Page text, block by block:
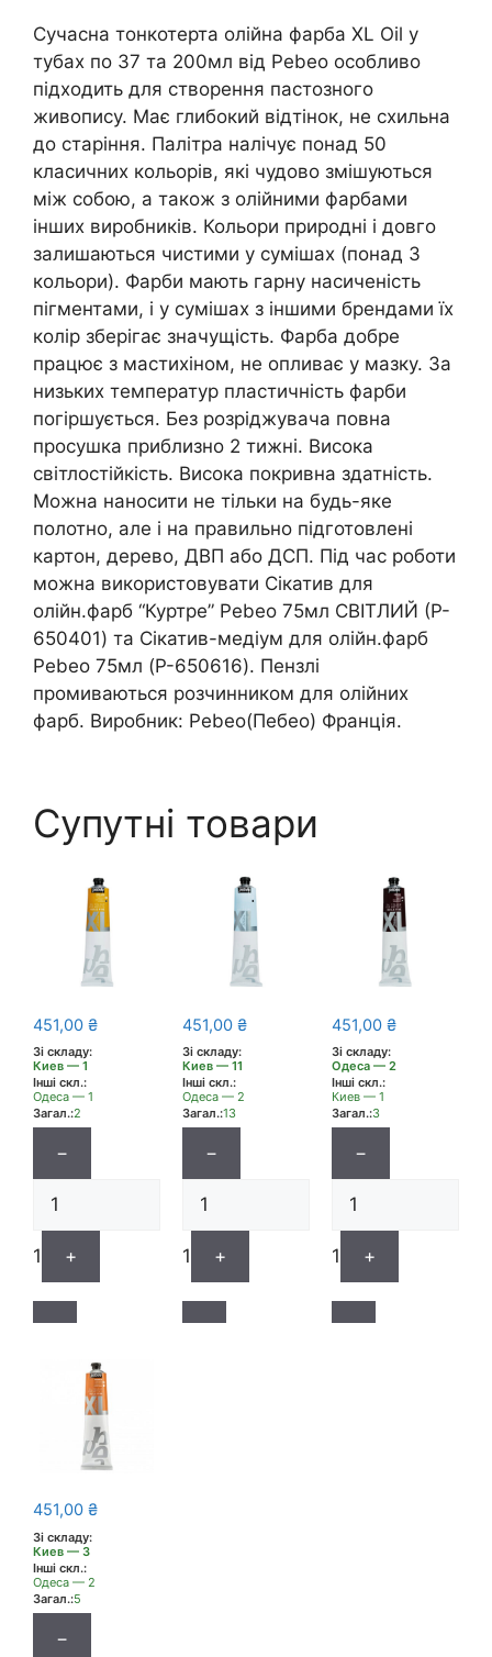
Сучасна тонкотерта олійна фарба XL Oil у
тубах по 37 та 200мл від Pebeo особливо
підходить для створення пастозного
живопису. Має глибокий відтінок, не схильна
до старіння. Палітра налічує понад 50
класичних кольорів, які чудово змішуються
між собою, а також з олійними фарбами
інших виробників. Кольори природні і довго
залишаються чистими у сумішах (понад 3
кольори). Фарби мають гарну насиченість
пігментами, і у сумішах з іншими брендами їх
колір зберігає значущість. Фарба добре
працює з мастихіном, не опливає у мазку. За
низьких температур пластичність фарби
погіршується. Без розріджувача повна
просушка приблизно 2 тижні. Висока
світлостійкість. Висока покривна здатність.
Можна наносити не тільки на будь-яке
полотно, але і на правильно підготовлені
картон, дерево, ДВП або ДСП. Під час роботи
можна використовувати Сікатив для
олійн.фарб “Куртре” Pebeo 75мл СВІТЛИЙ (P-
650401) та Сікатив-медіум для олійн.фарб
Pebeo 75мл (P-650616). Пензлі
промиваються розчинником для олійних
фарб. Виробник: Pebeo(Пебео) Франція.
Супутні товари
451,00 ₴
Зі складу:
Киев — 1
Інші скл.:
Одеса — 1
Загал.:2
−
1 +
451,00 ₴
Зі складу:
Киев — 11
Інші скл.:
Одеса — 2
Загал.:13
−
1 +
451,00 ₴
Зі складу:
Одеса — 2
Інші скл.:
Киев — 1
Загал.:3
−
1 +
451,00 ₴
Зі складу:
Киев — 3
Інші скл.:
Одеса — 2
Загал.:5
−